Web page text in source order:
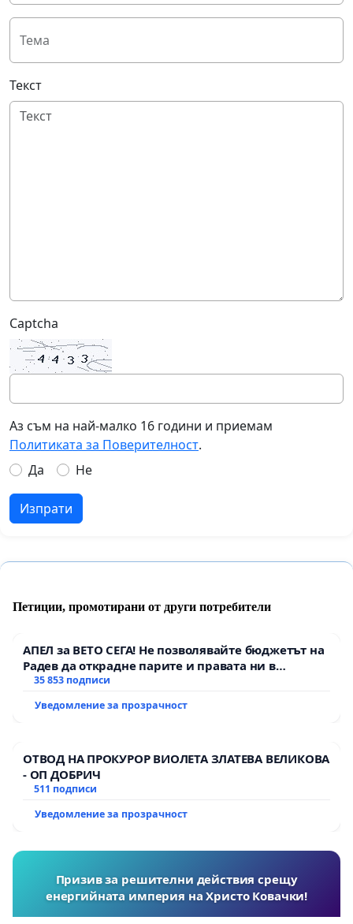
Тема
Текст
Captcha
Аз съм на най-малко 16 години и приемам
Политиката за Поверителност.
Да
Не
Изпрати
Петиции, промотирани от други потребители
АПЕЛ за ВЕТО СЕГА! Не позволявайте бюджетът на
Радев да открадне парите и правата ни в
тъмното
35 853 подписи
Уведомление за прозрачност
ОТВОД НА ПРОКУРОР ВИОЛЕТА ЗЛАТЕВА ВЕЛИКОВА
- ОП ДОБРИЧ
511 подписи
Уведомление за прозрачност
Призив за решителни действия срещу
енергийната империя на Христо Ковачки!